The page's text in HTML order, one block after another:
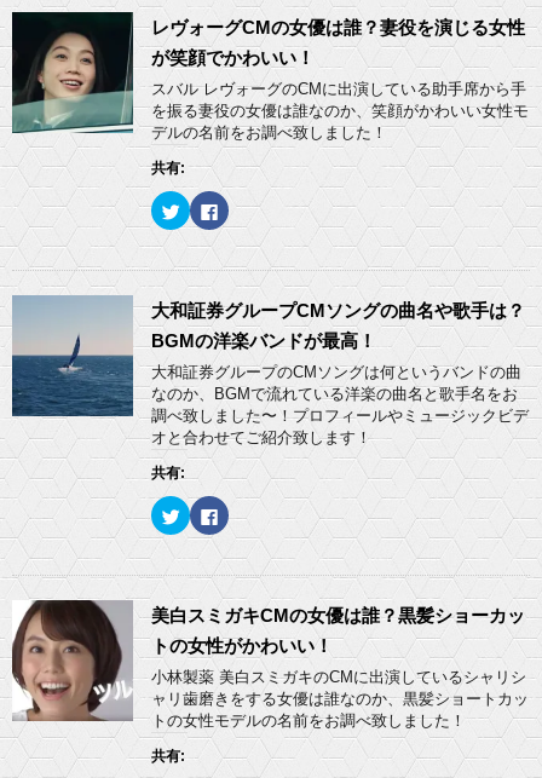
T
w
i
t
t
e
r
で
共
有
新
し
い
ウ
ィ
ン
ウ
で
開
き
ま
す
k
で
共
有
す
る
に
は
ク
リ
ク
し
て
く
い
新
し
い
ウ
ン
ド
ウ
で
開
き
す
レヴォーグCMの女優は誰？妻役を演じる女性
が笑顔でかわいい！
スバル レヴォーグのCMに出演している助手席から手
を振る妻役の女優は誰なのか、笑顔がかわいい女性モ
デルの名前をお調べ致しました！
共有:
ク
リ
ク
し
w
i
t
t
e
r
で
共
有
(
新
し
い
ウ
ィ
ン
ド
ウ
き
ま
す
)
F
a
b
k
で
共
有
す
る
に
は
ク
リ
し
て
く
だ
い
し
い
ウ
ィ
ン
ド
ウ
で
開
き
す
大和証券グループCMソングの曲名や歌手は？
BGMの洋楽バンドが最高！
大和証券グループのCMソングは何というバンドの曲
なのか、BGMで流れている洋楽の曲名と歌手名をお
調べ致しました〜！プロフィールやミュージックビデ
オと合わせてご紹介致します！
共有:
ク
リ
ッ
ク
T
w
i
t
t
e
r
で
共
有
新
F
a
e
o
k
で
共
有
す
る
に
は
ク
ッ
美白スミガキCMの女優は誰？黒髪ショーカッ
トの女性がかわいい！
小林製薬 美白スミガキのCMに出演しているシャリシ
ャリ歯磨きをする女優は誰なのか、黒髪ショートカッ
トの女性モデルの名前をお調べ致しました！
共有: